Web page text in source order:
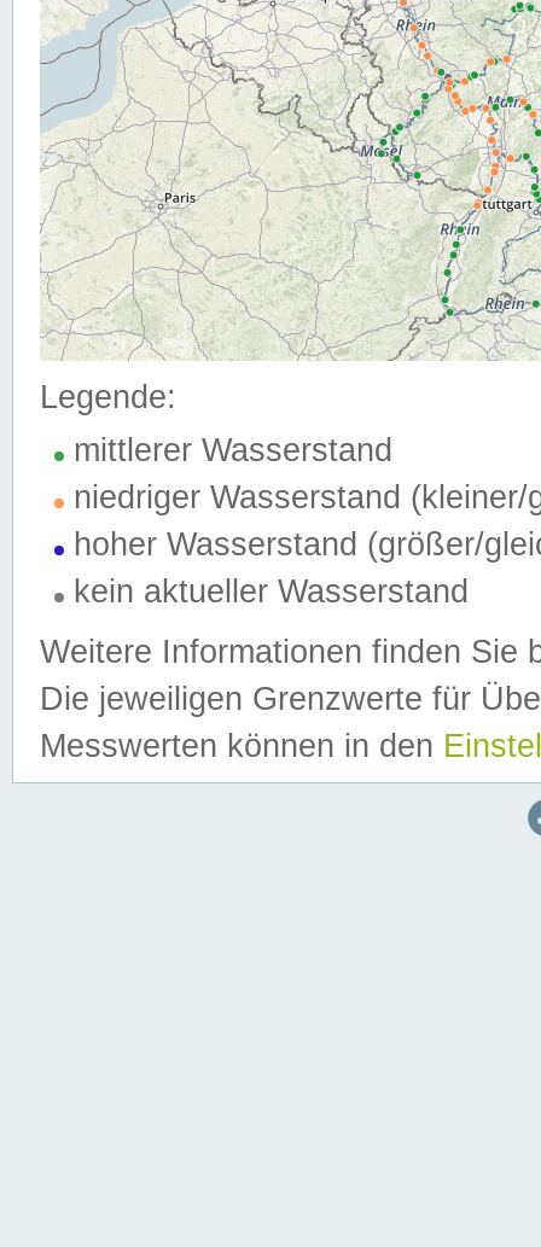
Legende:
mittlerer Wasserstand
niedriger Wasserstand (kleiner/
hoher Wasserstand (größer/
kein aktueller Wasserstand
Weitere Informationen finden Sie
Die jeweiligen Grenzwerte für
Messwerten können in den